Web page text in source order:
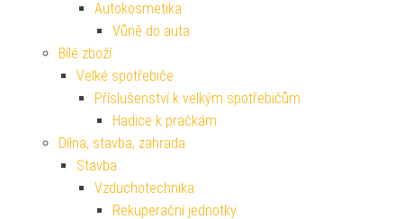
Autokosmetika
Vůně do auta
Bílé zboží
Velké spotřebiče
Příslušenství k velkým spotřebičům
Hadice k pračkám
Dílna, stavba, zahrada
Stavba
Vzduchotechnika
Rekuperační jednotky